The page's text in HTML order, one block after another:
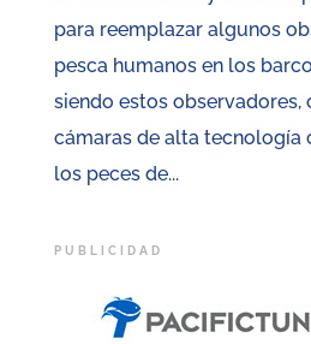
para reemplazar algunos
pesca humanos en los
siendo estos observadores,
cámaras de alta tecnología
los peces de...